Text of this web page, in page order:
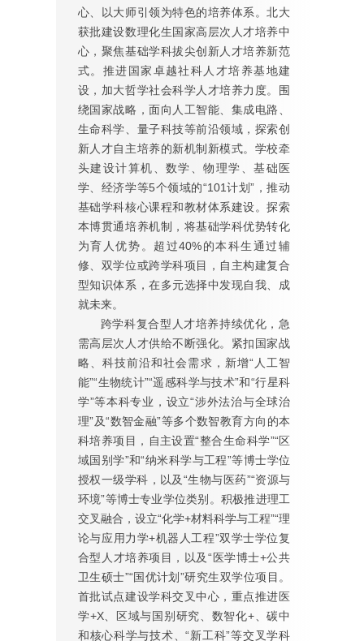
心、以大师引领为特色的培养体系。北大
获批建设数理化生国家高层次人才培养中
心，聚焦基础学科拔尖创新人才培养新范
式。推进国家卓越社科人才培养基地建
设，加大哲学社会科学人才培养力度。围
绕国家战略，面向人工智能、集成电路、
生命科学、量子科技等前沿领域，探索创
新人才自主培养的新机制新模式。学校牵
头建设计算机、数学、物理学、基础医
学、经济学等5个领域的“101计划”，推动
基础学科核心课程和教材体系建设。探索
本博贯通培养机制，将基础学科优势转化
为育人优势。超过40%的本科生通过辅
修、双学位或跨学科项目，自主构建复合
型知识体系，在多元选择中发现自我、成
就未来。
跨学科复合型人才培养持续优化，急
需高层次人才供给不断强化。紧扣国家战
略、科技前沿和社会需求，新增“人工智
能”“生物统计”“遥感科学与技术”和“行星科
学”等本科专业，设立“涉外法治与全球治
理”及“数智金融”等多个数智教育方向的本
科培养项目，自主设置“整合生命科学”“区
域国别学”和“纳米科学与工程”等博士学位
授权一级学科，以及“生物与医药”“资源与
环境”等博士专业学位类别。积极推进理工
交叉融合，设立“化学+材料科学与工程”“理
论与应用力学+机器人工程”双学士学位复
合型人才培养项目，以及“医学博士+公共
卫生硕士”“国优计划”研究生双学位项目。
首批试点建设学科交叉中心，重点推进医
学+X、区域与国别研究、数智化+、碳中
和核心科学与技术、“新工科”等交叉学科